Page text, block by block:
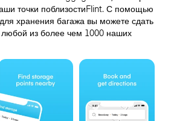
точки поблизостиFlint. С помощью
хранения багажа вы можете сдать
из более чем 1000 наших